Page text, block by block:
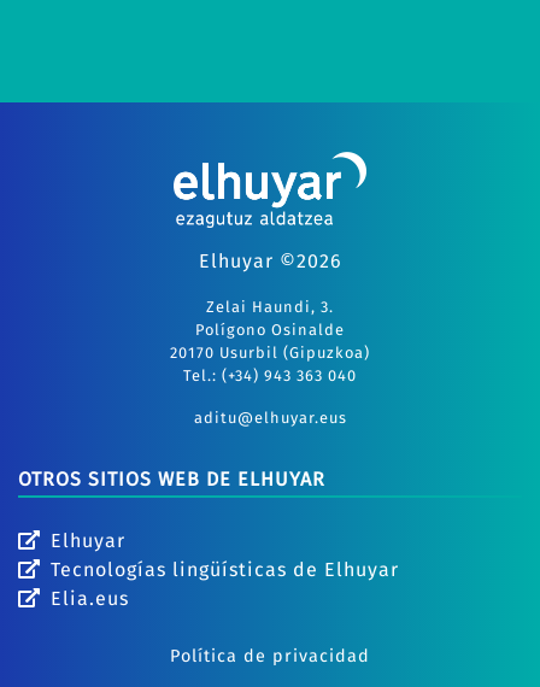
Elhuyar ©2026
Zelai Haundi, 3.
Polígono Osinalde
20170 Usurbil (Gipuzkoa)
Tel.: (+34) 943 363 040
aditu@elhuyar.eus
OTROS SITIOS WEB DE ELHUYAR
Elhuyar
Tecnologías lingüísticas de Elhuyar
Elia.eus
Política de privacidad